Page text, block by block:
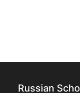
Russian